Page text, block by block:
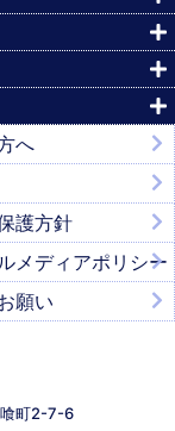
町2-7-6
へ
護方針
メディアポリシー
願い